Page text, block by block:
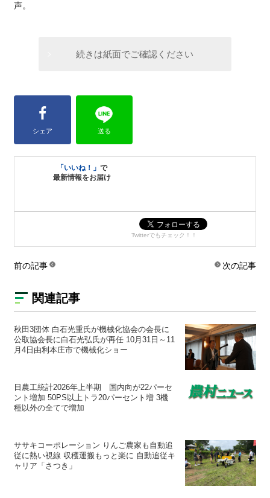
声。
続きは紙面でご確認ください
シェア 送る
「いいね！」で
最新情報をお届け
Twitterでもチェック！！
前の記事 次の記事
関連記事
秋田3団体 白石光重氏が機械化協会の会長に
公取協会長に白石光弘氏が再任 10月31日～11
月4日由利本庄市で機械化ショー
日農工統計2026年上半期 国内向が22パーセ
ント増加 50PS以上トラ20パーセント増 3機
種以外の全てで増加
ササキコーポレーション りんご農家も自動追
従に熱い視線 収穫運搬もっと楽に 自動追従キ
ャリア「さつき」